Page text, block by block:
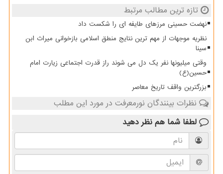
تازه ترین مطالب مرتبط
نهضت حسینی مرزهای طایفه ای را شکست داد
نظریه موجهات از مهم ترین نتایج منطق اسلامی بازخوانی میراث ابن
سینا
وقتی میلیونها نفر یک دل می شوند راز قدرت اجتماعی زیارت امام
حسین(ع)
بزرگترین واقف تاریخ معاصر
نظرات بینندگان نورمعرفت در مورد این مطلب
لطفا شما هم نظر دهید